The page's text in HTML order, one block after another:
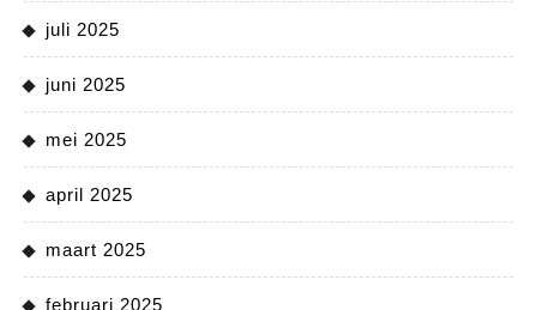
juli 2025
juni 2025
mei 2025
april 2025
maart 2025
februari 2025